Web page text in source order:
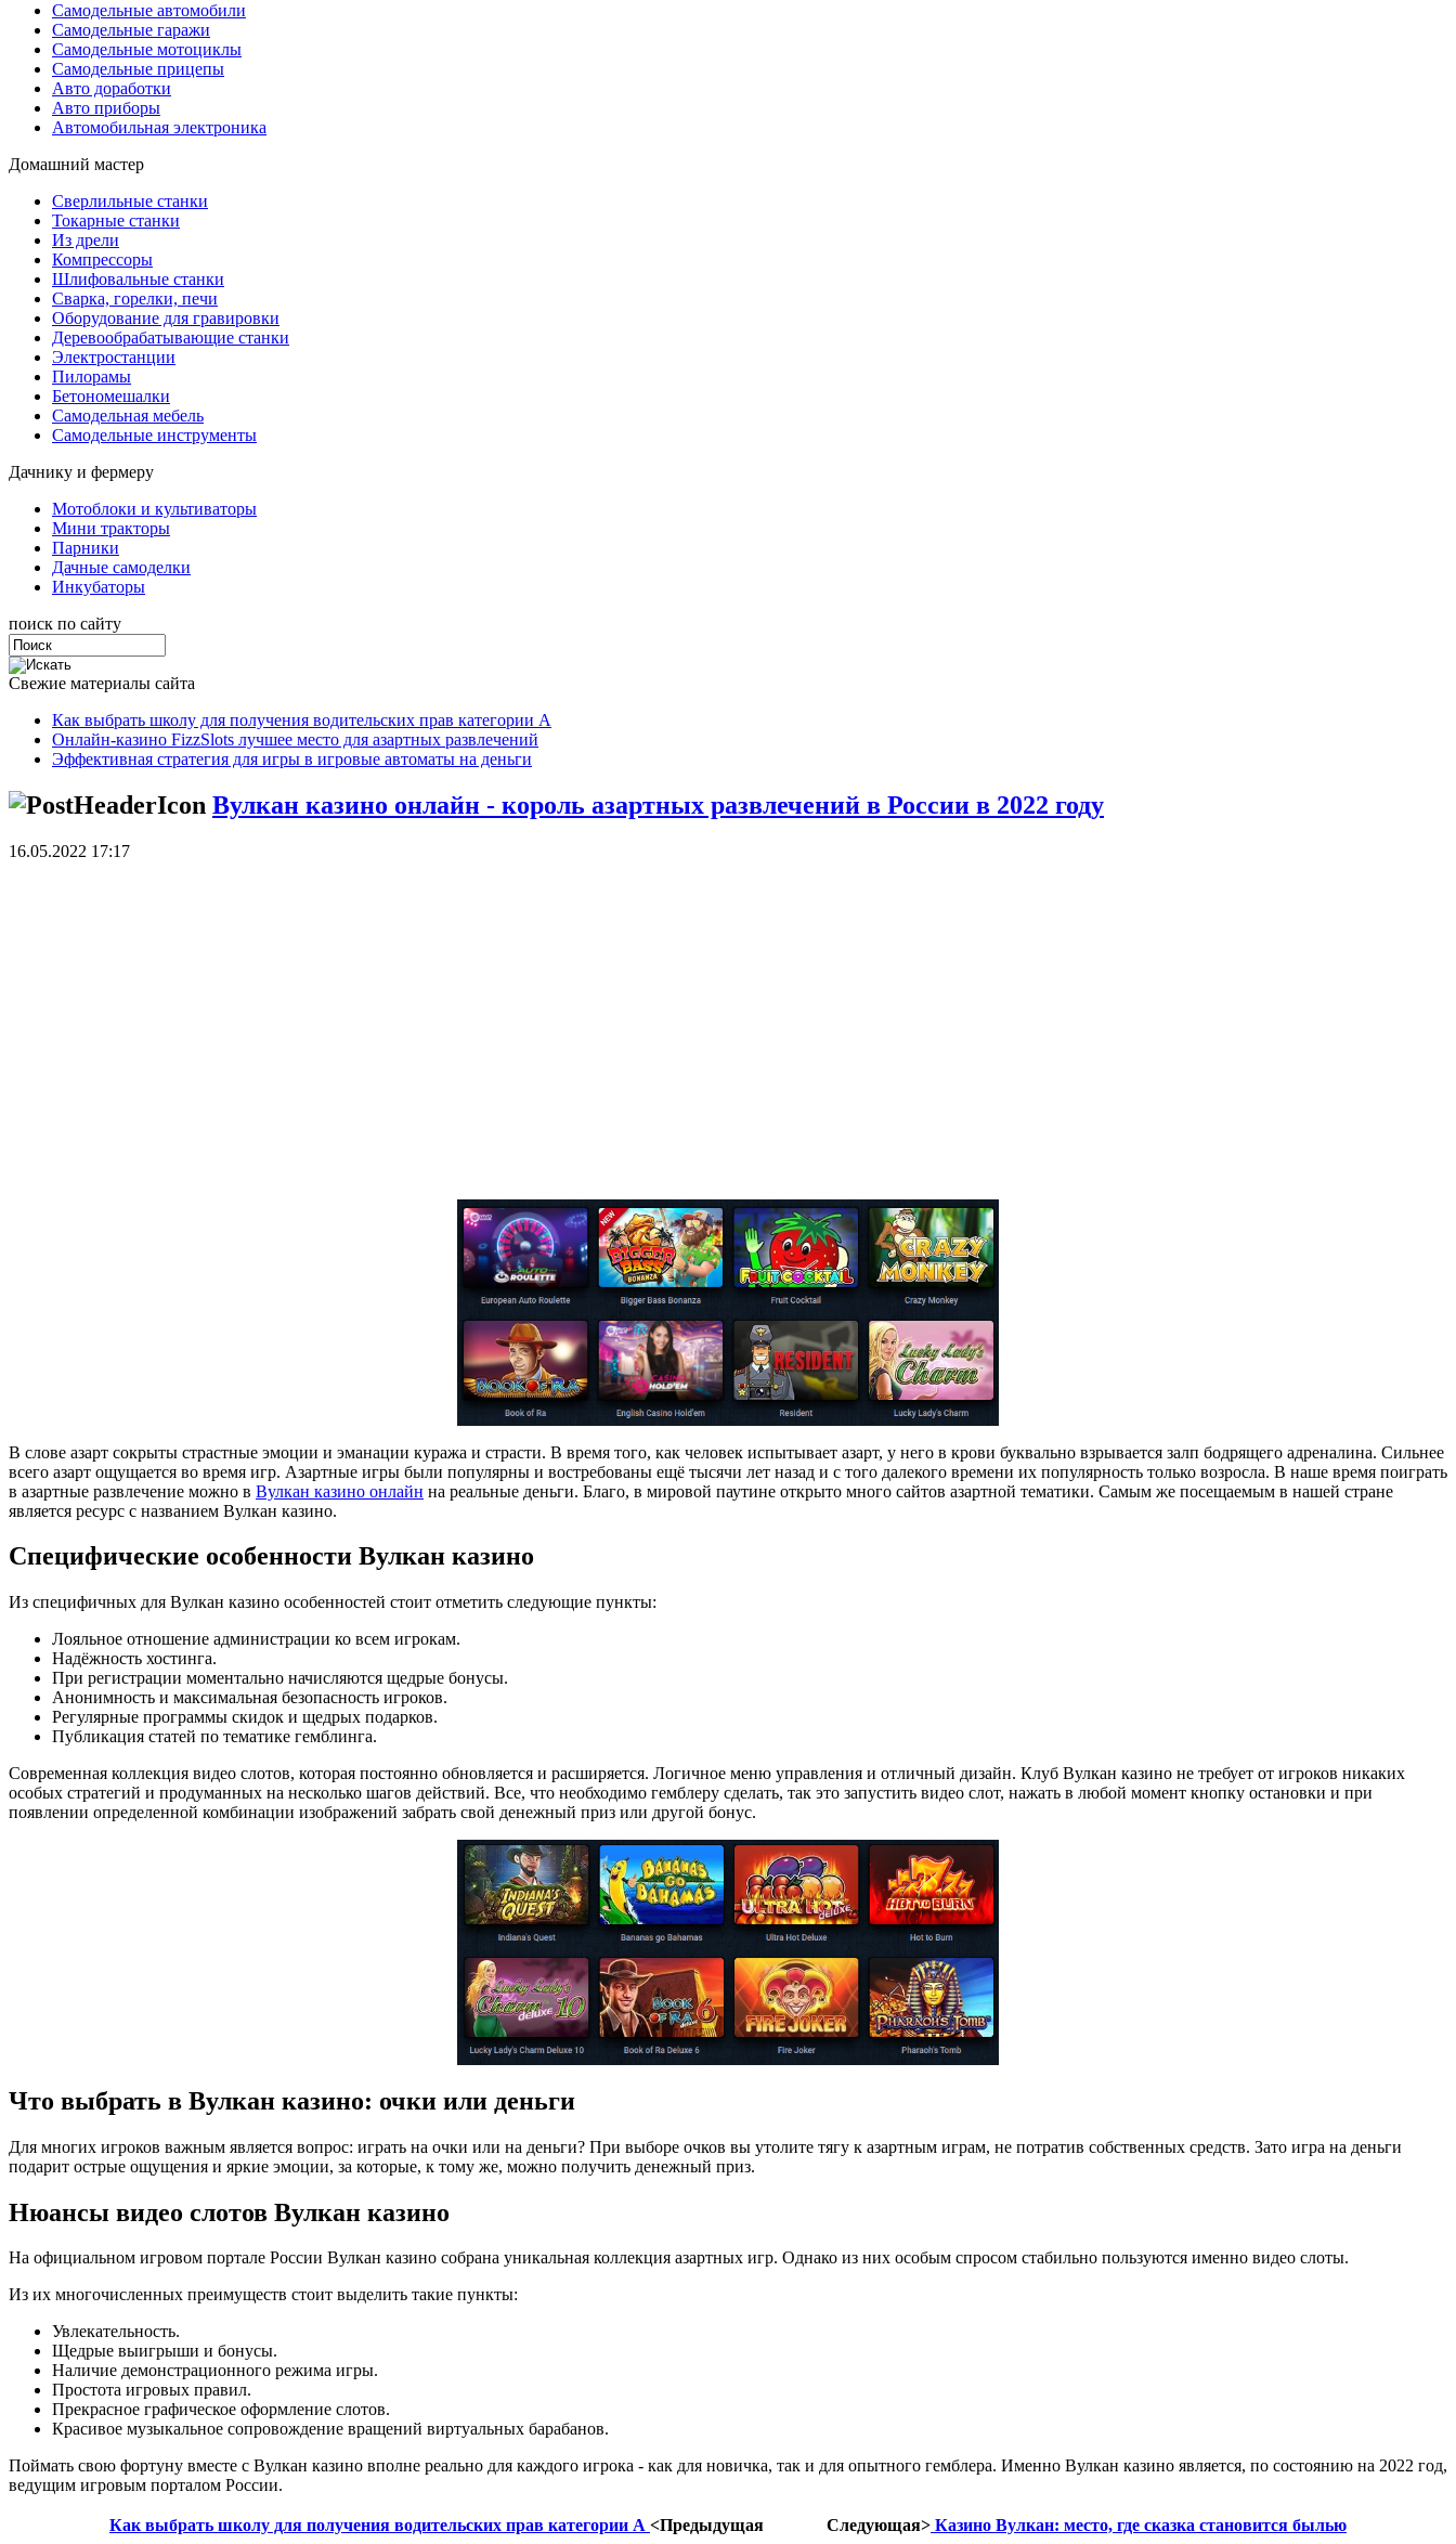
Самодельные автомобили
Самодельные гаражи
Самодельные мотоциклы
Самодельные прицепы
Авто доработки
Авто приборы
Автомобильная электроника
Домашний мастер
Сверлильные станки
Токарные станки
Из дрели
Компрессоры
Шлифовальные станки
Сварка, горелки, печи
Оборудование для гравировки
Деревообрабатывающие станки
Электростанции
Пилорамы
Бетономешалки
Самодельная мебель
Самодельные инструменты
Дачнику и фермеру
Мотоблоки и культиваторы
Мини тракторы
Парники
Дачные самоделки
Инкубаторы
поиск по сайту
Свежие материалы сайта
Как выбрать школу для получения водительских прав категории А
Онлайн-казино FizzSlots лучшее место для азартных развлечений
Эффективная стратегия для игры в игровые автоматы на деньги
Вулкан казино онлайн - король азартных развлечений в России в 2022 году
16.05.2022 17:17
В слове азарт сокрыты страстные эмоции и эманации куража и страсти. В время того, как человек испытывает азарт, у него в крови буквально взрывается залп бодрящего адреналина. Сильнее
всего азарт ощущается во время игр. Азартные игры были популярны и востребованы ещё тысячи лет назад и с того далекого времени их популярность только возросла. В наше время поиграть
в азартные развлечение можно в Вулкан казино онлайн на реальные деньги. Благо, в мировой паутине открыто много сайтов азартной тематики. Самым же посещаемым в нашей стране
является ресурс с названием Вулкан казино.
Специфические особенности Вулкан казино
Из специфичных для Вулкан казино особенностей стоит отметить следующие пункты:
Лояльное отношение администрации ко всем игрокам.
Надёжность хостинга.
При регистрации моментально начисляются щедрые бонусы.
Анонимность и максимальная безопасность игроков.
Регулярные программы скидок и щедрых подарков.
Публикация статей по тематике гемблинга.
Современная коллекция видео слотов, которая постоянно обновляется и расширяется. Логичное меню управления и отличный дизайн. Клуб Вулкан казино не требует от игроков никаких
особых стратегий и продуманных на несколько шагов действий. Все, что необходимо гемблеру сделать, так это запустить видео слот, нажать в любой момент кнопку остановки и при
появлении определенной комбинации изображений забрать свой денежный приз или другой бонус.
Что выбрать в Вулкан казино: очки или деньги
Для многих игроков важным является вопрос: играть на очки или на деньги? При выборе очков вы утолите тягу к азартным играм, не потратив собственных средств. Зато игра на деньги
подарит острые ощущения и яркие эмоции, за которые, к тому же, можно получить денежный приз.
Нюансы видео слотов Вулкан казино
На официальном игровом портале России Вулкан казино собрана уникальная коллекция азартных игр. Однако из них особым спросом стабильно пользуются именно видео слоты.
Из их многочисленных преимуществ стоит выделить такие пункты:
Увлекательность.
Щедрые выигрыши и бонусы.
Наличие демонстрационного режима игры.
Простота игровых правил.
Прекрасное графическое оформление слотов.
Красивое музыкальное сопровождение вращений виртуальных барабанов.
Поймать свою фортуну вместе с Вулкан казино вполне реально для каждого игрока - как для новичка, так и для опытного гемблера. Именно Вулкан казино является, по состоянию на 2022 год,
ведущим игровым порталом России.
Как выбрать школу для получения водительских прав категории А <Предыдущая Следующая> Казино Вулкан: место, где сказка становится былью